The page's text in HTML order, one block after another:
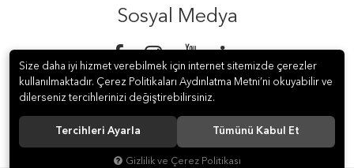
Sosyal Medya
© 2018 S Meter Sayaç ve Otomasyon A.Ş. Tüm hakları saklıdır.
Size daha iyi hizmet verebilmek için internet sitemizde çerezler
kullanılmaktadır. Çerez Politikaları Aydınlatma Metni’ni okuyabilir ve
dilerseniz tercihlerinizi değiştirebilirsiniz.
Tercihleri Ayarla Tümünü Kabul Et
Gizlilik ve Çerez Politikası